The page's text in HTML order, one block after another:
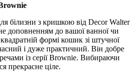
білизни з кришкою від Decor Walter
доповненням до вашої ванної чи
формі кошик зі штучної
і дуже практичний. Він добре
із серії Brownie. Вибираючи
прекрасне ціле.